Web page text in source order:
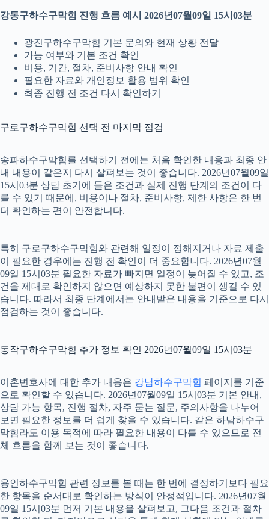
강동구하수구막힘 진행 흐름 예시 2026년07월09일 15시03분
광진구하수구막힘 기본 문의와 현재 상황 전달
가능 여부와 기본 조건 확인
비용, 기간, 절차, 준비사항 안내 확인
필요한 자료와 개인정보 활용 범위 확인
최종 진행 전 조건 다시 확인하기
구로구하수구막힘 선택 전 마지막 점검
송파하수구막힘를 선택하기 전에는 처음 확인한 내용과 최종 안
내 내용이 같은지 다시 살펴보는 것이 좋습니다. 2026년07월09일
15시03분 상담 초기에 들은 조건과 실제 진행 단계의 조건이 다
를 수 있기 때문에, 비용이나 절차, 준비사항, 제한 사항은 한 번
더 확인하는 편이 안전합니다.
특히 구로구하수구막힘와 관련해 일정이 정해지거나 자료 제출
이 필요한 경우에는 진행 전 확인이 더 중요합니다. 2026년07월
09일 15시03분 필요한 자료가 빠지면 일정이 늦어질 수 있고, 조
건을 제대로 확인하지 않으면 예상하지 못한 불편이 생길 수 있
습니다. 따라서 최종 단계에서는 안내받은 내용을 기준으로 다시
점검하는 것이 좋습니다.
동작구하수구막힘 추가 정보 확인 2026년07월09일 15시03분
이혼변호사에 대한 추가 내용은 강남하수구막힘 페이지를 기준
으로 확인할 수 있습니다. 2026년07월09일 15시03분 기본 안내,
상담 가능 항목, 진행 절차, 자주 묻는 질문, 주의사항을 나누어
보면 필요한 정보를 더 쉽게 찾을 수 있습니다. 같은 하남하수구
막힘라도 이용 목적에 따라 필요한 내용이 다를 수 있으므로 전
체 흐름을 함께 보는 것이 좋습니다.
용인하수구막힘 관련 정보를 볼 때는 한 번에 결정하기보다 필요
한 항목을 순서대로 확인하는 방식이 안정적입니다. 2026년07월
09일 15시03분 먼저 기본 내용을 살펴보고, 그다음 조건과 절차